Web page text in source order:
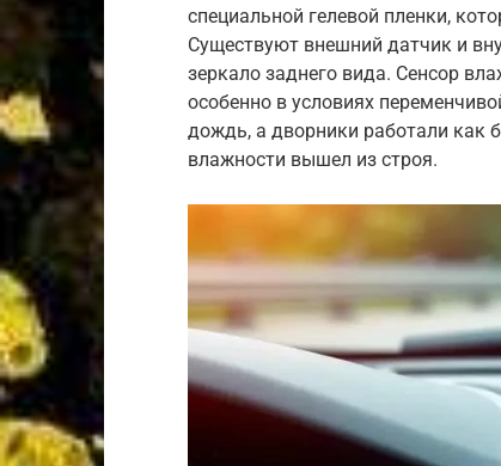
специальной гелевой пленки,
Существуют внешний датчик и
зеркало заднего вида. Сенсор
особенно в условиях
дождь, а дворники работали как
влажности вышел из строя.